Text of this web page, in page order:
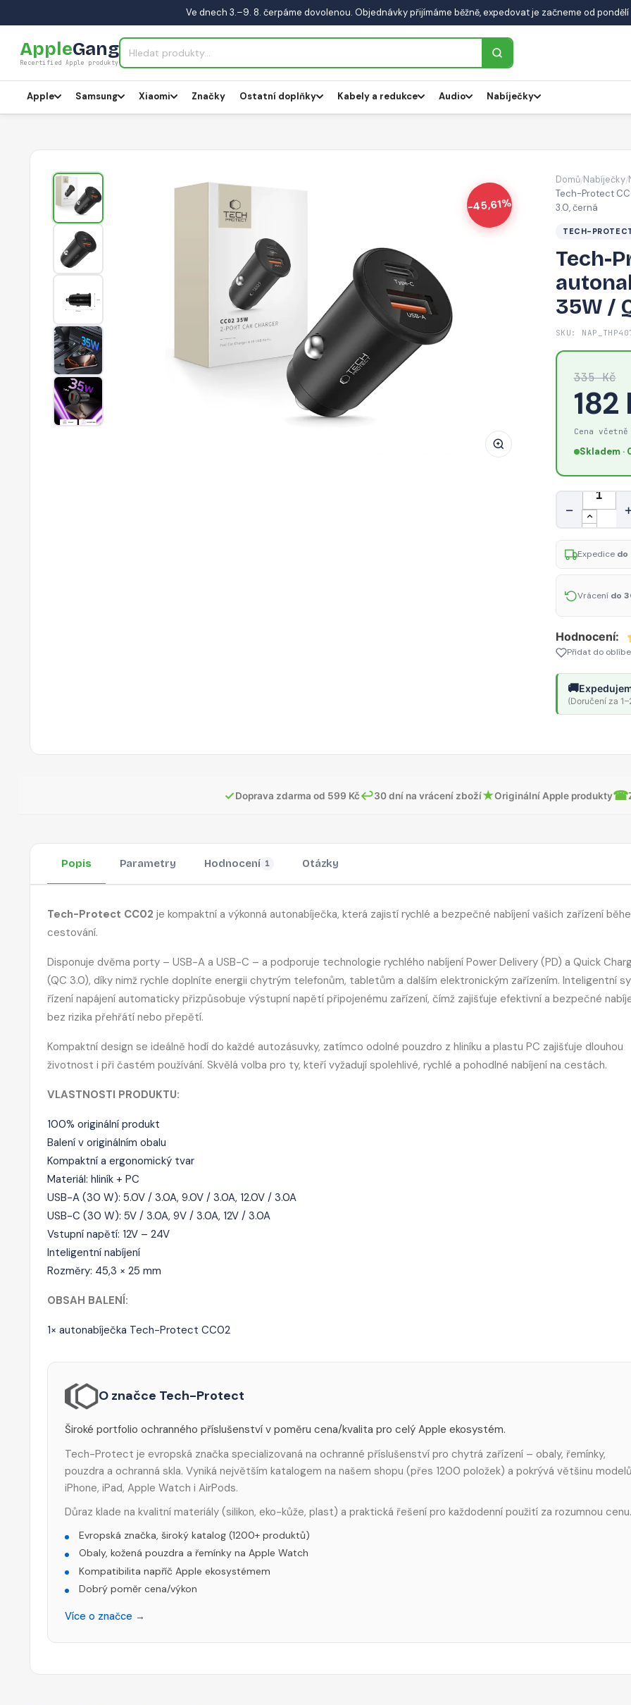
Ve dnech 3.–9. 8. čerpáme dovolenou. Objednávky přijímáme běžně, expedovat je začneme od pondělí
AppleGang
Recertified Apple produkty
Apple Samsung Xiaomi Značky Ostatní doplňky Kabely a redukce Audio Nabíječky
-45,61%
Tech-
Protect
CC02
portová
autonabíječka
Domů/Nabíječky/
Tech-Protect
3.0, černá
TECH-
Tech-
35W /
SKU:
335 Kč
182
Cena
Skladem ·
Množství
−
Expedice do
Vrácení do
Hodnocení:
Přidat do
🚚
(Doručení za
✓Doprava zdarma od 599 Kč↩30 dní na vrácení zboží★Originální Apple produkty☎
Popis Parametry Hodnocení 1 Otázky
Tech-Protect CC02 je kompaktní a výkonná autonabíječka, která zajistí rychlé a bezpečné nabíjení vašich zařízení
cestování.
Disponuje dvěma porty – USB-A a USB-C – a podporuje technologie rychlého nabíjení Power Delivery (PD) a Quick
(QC 3.0), díky nimž rychle doplníte energii chytrým telefonům, tabletům a dalším elektronickým zařízením. Inteligentní
řízení napájení automaticky přizpůsobuje výstupní napětí připojenému zařízení, čímž zajišťuje efektivní a bezpečné
bez rizika přehřátí nebo přepětí.
Kompaktní design se ideálně hodí do každé autozásuvky, zatímco odolné pouzdro z hliníku a plastu PC zajišťuje dlouhou
životnost i při častém používání. Skvělá volba pro ty, kteří vyžadují spolehlivé, rychlé a pohodlné nabíjení na cestách.
VLASTNOSTI PRODUKTU:
100% originální produkt
Balení v originálním obalu
Kompaktní a ergonomický tvar
Materiál: hliník + PC
USB-A (30 W): 5.0V / 3.0A, 9.0V / 3.0A, 12.0V / 3.0A
USB-C (30 W): 5V / 3.0A, 9V / 3.0A, 12V / 3.0A
Vstupní napětí: 12V – 24V
Inteligentní nabíjení
Rozměry: 45,3 × 25 mm
OBSAH BALENÍ:
1× autonabíječka Tech-Protect CC02
O značce Tech-Protect
Široké portfolio ochranného příslušenství v poměru cena/kvalita pro celý Apple ekosystém.
Tech-Protect je evropská značka specializovaná na ochranné příslušenství pro chytrá zařízení – obaly, řemínky,
pouzdra a ochranná skla. Vyniká největším katalogem na našem shopu (přes 1200 položek) a pokrývá většinu
iPhone, iPad, Apple Watch i AirPods.
Důraz klade na kvalitní materiály (silikon, eko-kůže, plast) a praktická řešení pro každodenní použití za rozumnou cenu.
Evropská značka, široký katalog (1200+ produktů)
Obaly, kožená pouzdra a řemínky na Apple Watch
Kompatibilita napříč Apple ekosystémem
Dobrý poměr cena/výkon
Více o značce →